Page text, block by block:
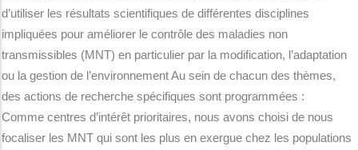
d’utiliser les résultats scientifiques de différentes disciplines
impliquées pour améliorer le contrôle des maladies non
transmissibles (MNT) en particulier par la modification, l’adaptation
ou la gestion de l’environnement Au sein de chacun des thèmes,
des actions de recherche spécifiques sont programmées :
Comme centres d’intérêt prioritaires, nous avons choisi de nous
focaliser les MNT qui sont les plus en exergue chez les populations